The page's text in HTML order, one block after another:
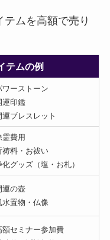
ムを高額で売り
テムの例
ワーストーン
運印鑑
運ブレスレット
霊費用
祷料・お祓い
化グッズ（塩・お札）
運の壺
水置物・仏像
額セミナー参加費